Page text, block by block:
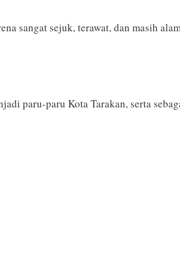
sangat sejuk, terawat, dan masih
paru-paru Kota Tarakan, serta